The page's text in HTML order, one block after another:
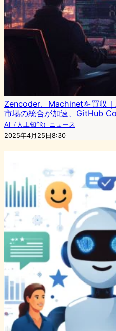
Zencoder、Machinetを買収
市場の統合が加速、GitHub
AI（人工知能）ニュース
2025年4月25日8:30